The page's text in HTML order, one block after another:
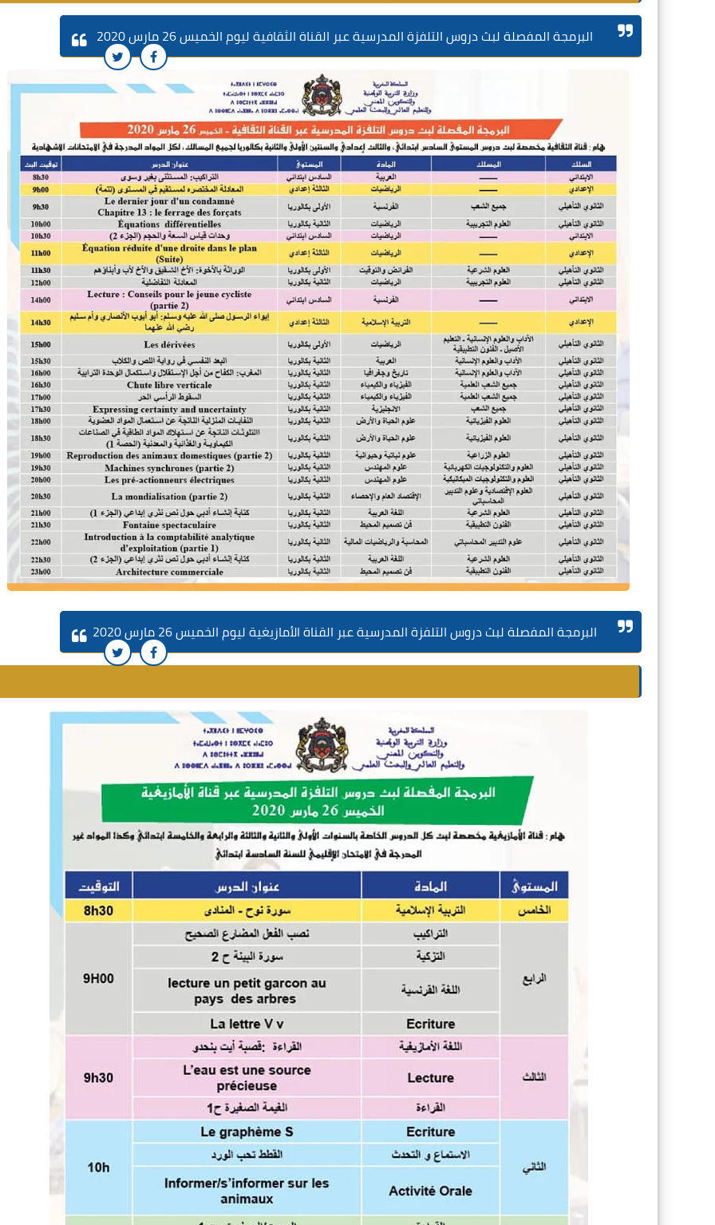
البرمجة المفصلة لبث دروس التلفزة المدرسية عبر القناة الثقافية ليوم الخميس 26 مارس 2020
البرمجة المفصلة لبث دروس التلفزة المدرسية عبر القناة الأمازيغية ليوم الخميس 26 مارس 2020